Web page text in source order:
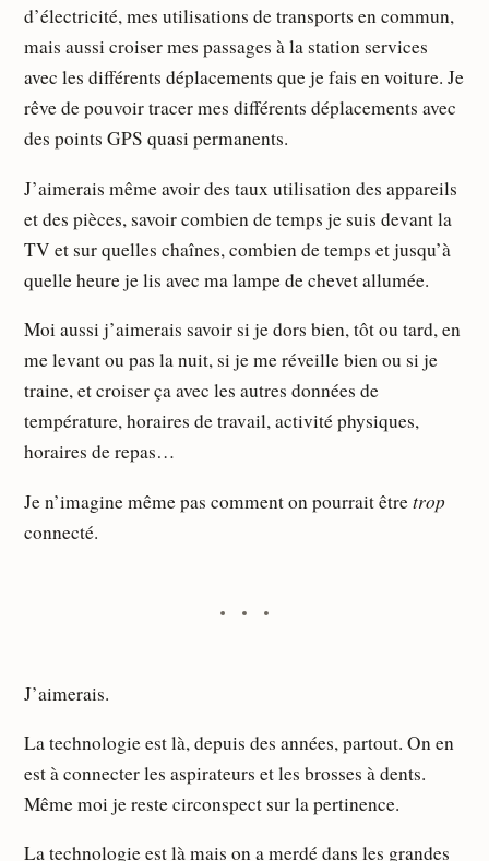
d’électricité, mes utilisations de transports en commun,
mais aussi croiser mes passages à la station services
avec les différents déplacements que je fais en voiture. Je
rêve de pouvoir tracer mes différents déplacements avec
des points GPS quasi permanents.
J’aimerais même avoir des taux utilisation des appareils
et des pièces, savoir combien de temps je suis devant la
TV et sur quelles chaînes, combien de temps et jusqu’à
quelle heure je lis avec ma lampe de chevet allumée.
Moi aussi j’aimerais savoir si je dors bien, tôt ou tard, en
me levant ou pas la nuit, si je me réveille bien ou si je
traine, et croiser ça avec les autres données de
température, horaires de travail, activité physiques,
horaires de repas…
Je n’imagine même pas comment on pourrait êtretrop
connecté.
J’aimerais.
La technologie est là, depuis des années, partout. On en
est à connecter les aspirateurs et les brosses à dents.
Même moi je reste circonspect sur la pertinence.
La technologie est là maison a merdé dans les grandes